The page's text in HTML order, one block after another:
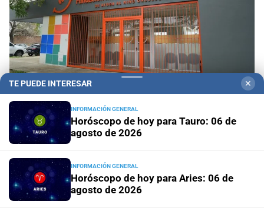
Durante el Mes de las Infancias
Mateo Esquivo y Grupo Triferto impulsan una
campaña solidaria para equipar su nueva ala y
seguir acompañando a niños con cáncer
Premios Otto KrauseConcurso para escuelas técnicas
de Santa Fe: entregarán $8 millones al mejor proyecto
TE PUEDE INTERESAR ✕
INFORMACIÓN GENERAL
Horóscopo de hoy para Tauro: 06 de
agosto de 2026
INFORMACIÓN GENERAL
Horóscopo de hoy para Aries: 06 de
agosto de 2026